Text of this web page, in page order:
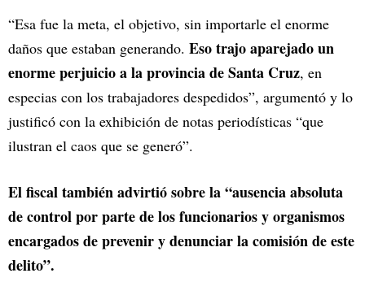
“Esa fue la meta, el objetivo, sin importarle el enorme
daños que estaban generando. Eso trajo aparejado un
enorme perjuicio a la provincia de Santa Cruz, en
especias con los trabajadores despedidos”, argumentó y lo
justificó con la exhibición de notas periodísticas “que
ilustran el caos que se generó”.
El fiscal también advirtió sobre la “ausencia absoluta
de control por parte de los funcionarios y organismos
encargados de prevenir y denunciar la comisión de este
delito”.